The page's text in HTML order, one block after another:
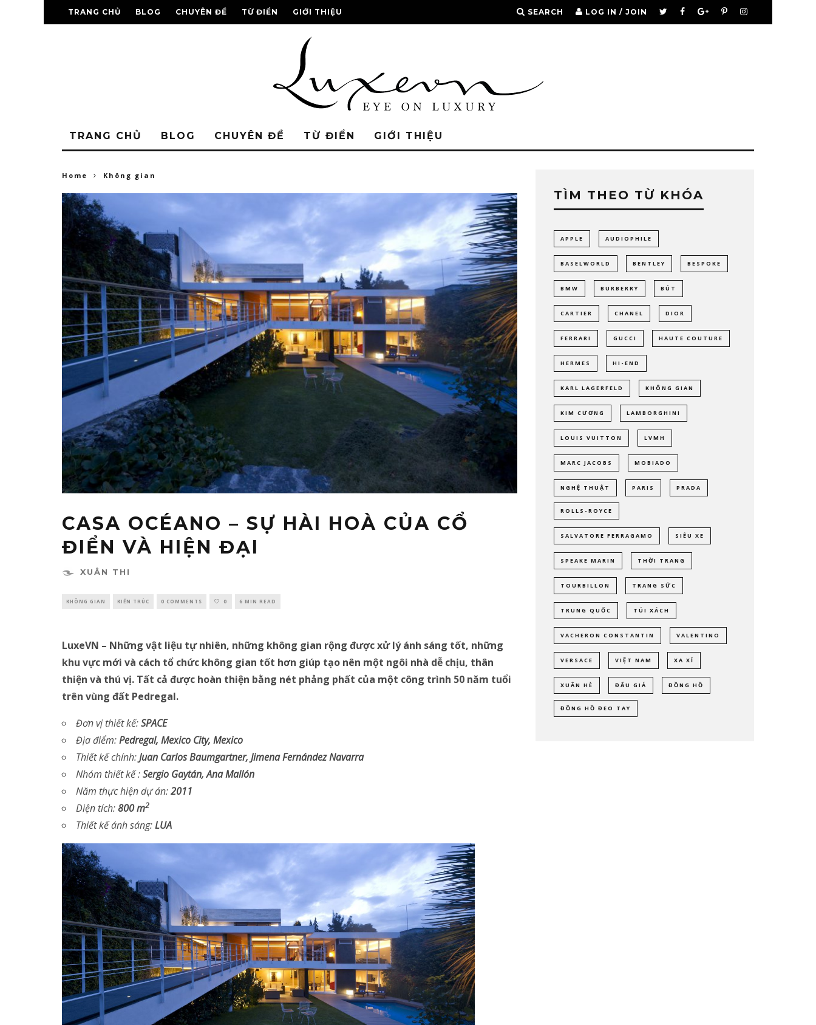
TRANG CHỦ BLOG CHUYÊN ĐỀ TỪ ĐIỂN GIỚI THIỆU SEARCH LOG IN / JOIN
TRANG CHỦ BLOG CHUYÊN ĐỀ TỪ ĐIỂN GIỚI THIỆU
Home Không gian
CASA OCÉANO – SỰ HÀI HOÀ CỦA CỔ
ĐIỂN VÀ HIỆN ĐẠI
XUÂN THI
KHÔNG GIAN KIẾN TRÚC 0 COMMENTS 0 6 MIN READ
LuxeVN – Những vật liệu tự nhiên, những không gian rộng được xử lý ánh sáng tốt, những
khu vực mới và cách tổ chức không gian tốt hơn giúp tạo nên một ngôi nhà dễ chịu, thân
thiện và thú vị. Tất cả được hoàn thiện bằng nét phảng phất của một công trình 50 năm tuổi
trên vùng đất Pedregal.
Đơn vị thiết kế:SPACE
Địa điểm:Pedregal, Mexico City, Mexico
Thiết kế chính:Juan Carlos Baumgartner, Jimena Fernández Navarra
Nhóm thiết kế :Sergio Gaytán, Ana Mallón
Năm thực hiện dự án:2011
Diện tích:800 m2
Thiết kế ánh sáng:LUA
TÌM THEO TỪ KHÓA
APPLE AUDIOPHILE
BASELWORLD BENTLEY BESPOKE
BMW BURBERRY BÚT
CARTIER CHANEL DIOR
FERRARI GUCCI HAUTE COUTURE
HERMES HI-END
KARL LAGERFELD KHÔNG GIAN
KIM CƯƠNG LAMBORGHINI
LOUIS VUITTON LVMH
MARC JACOBS MOBIADO
NGHỆ THUẬT PARIS PRADA
ROLLS-ROYCE
SALVATORE FERRAGAMO SIÊU XE
SPEAKE MARIN THỜI TRANG
TOURBILLON TRANG SỨC
TRUNG QUỐC TÚI XÁCH
VACHERON CONSTANTIN VALENTINO
VERSACE VIỆT NAM XA XỈ
XUÂN HÈ ĐẤU GIÁ ĐỒNG HỒ
ĐỒNG HỒ ĐEO TAY